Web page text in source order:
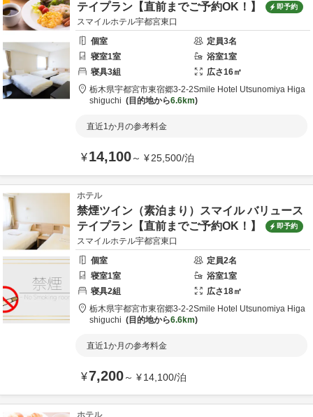
テイプラン【直前までご予約OK！】
即予約
スマイルホテル宇都宮東口
個室
定員3名
寝室1室 浴室1室
寝具3組 広さ16㎡
栃木県宇都宮市東宿郷3-2-2Smile Hotel Utsunomiya Higa
shiguchi
目的地から6.6km
直近1か月の参考料金
¥14,100～ ¥25,500/泊
ホテル
禁煙ツイン（素泊まり）スマイル バリュース
テイプラン【直前までご予約OK！】
即予約
スマイルホテル宇都宮東口
個室
定員2名
寝室1室 浴室1室
寝具2組 広さ18㎡
栃木県宇都宮市東宿郷3-2-2Smile Hotel Utsunomiya Higa
shiguchi
目的地から6.6km
直近1か月の参考料金
¥7,200～ ¥14,100/泊
ホテル